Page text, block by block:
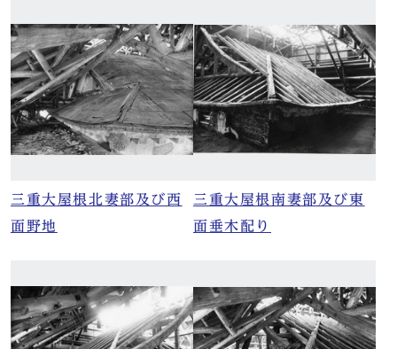
三重大屋根北妻部及び西
面野地
三重大屋根南妻部及び東
面垂木配り